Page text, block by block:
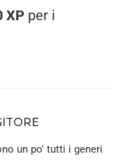
XP per i
un po' tutti i generi